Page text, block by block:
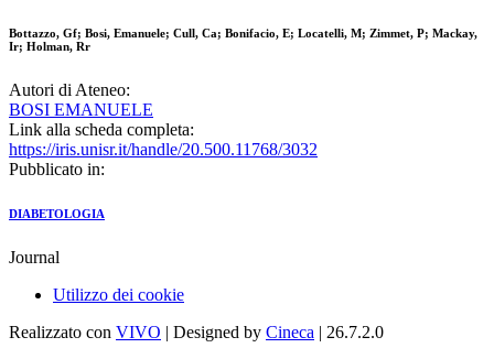
Bottazzo, Gf; Bosi, Emanuele; Cull, Ca; Bonifacio, E; Locatelli, M; Zimmet, P; Mackay,
Ir; Holman, Rr
Autori di Ateneo:
BOSI EMANUELE
Link alla scheda completa:
https://iris.unisr.it/handle/20.500.11768/3032
Pubblicato in:
DIABETOLOGIA
Journal
Utilizzo dei cookie
Realizzato con VIVO | Designed by Cineca | 26.7.2.0